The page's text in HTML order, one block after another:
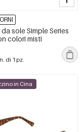
sole Simple Series
colori misti
di 1 pz.
in Cina